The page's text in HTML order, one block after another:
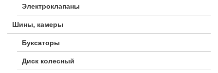
Электроклапаны
Шины, камеры
Буксаторы
Диск колесный